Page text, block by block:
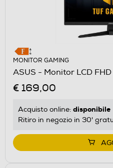
MONITOR GAMING
ASUS - Monitor LCD
€ 169,00
Acquisto online: disponibile
Ritiro in negozio in 30'